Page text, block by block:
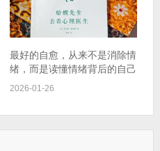
最好的自愈，从来不是消除情
绪，而是读懂情绪背后的自己
2026-01-26